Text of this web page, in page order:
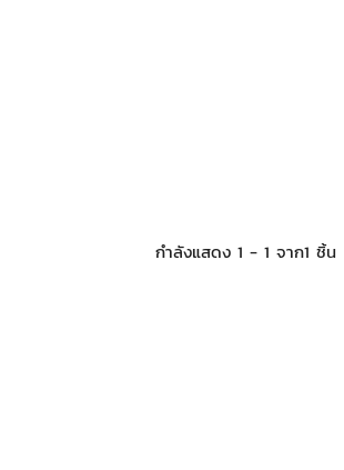
กำลังแสดง 1 - 1 จาก1 ชิ้น